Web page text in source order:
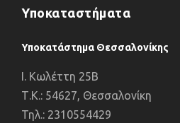
Υποκαταστήματα
Υποκατάστημα Θεσσαλονίκης
I. Κωλέττη 25Β
Τ.Κ.: 54627, Θεσσαλονίκη
Τηλ.: 2310554429